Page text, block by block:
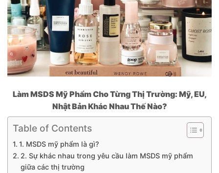
Làm MSDS Mỹ Phẩm Cho Từng Thị Trường: Mỹ, EU,
Nhật Bản Khác Nhau Thế Nào?
Table of Contents
1. MSDS mỹ phẩm là gì?
2. Sự khác nhau trong yêu cầu làm MSDS mỹ phẩm
giữa các thị trường